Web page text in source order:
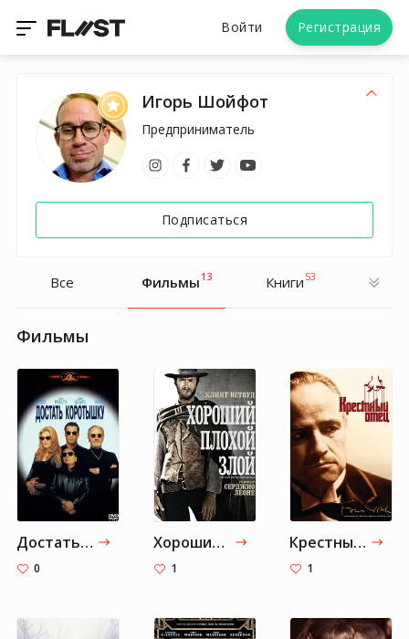
Войти Регистрация
Игорь Шойфот
Предприниматель
Подписаться
Все Фильмы 13 Книги 53
Фильмы
Достать коротышку
0
Хороший, плохой, злой
1
Крестный отец
1